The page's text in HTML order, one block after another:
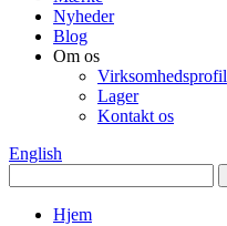
Nyheder
Blog
Om os
Virksomhedsprofil
Lager
Kontakt os
English
Hjem